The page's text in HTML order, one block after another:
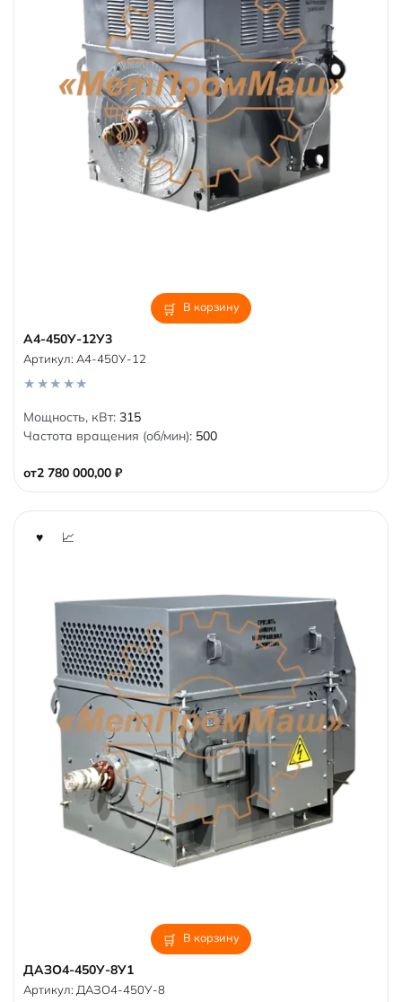
В корзину
А4-450У-12У3
от2 780 000,00 ₽
Артикул: А4-450У-12
0
o
u
f
5
Мощность, кВт: 315
Частота вращения (об/мин): 500
В корзину
ДАЗО4-450У-8У1
Артикул: ДАЗО4-450У-8